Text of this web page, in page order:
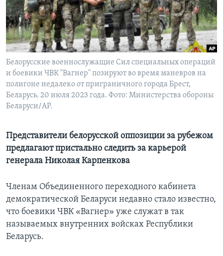
Learning English
СОЦИАЛЬНЫЕ СЕТИ
Языки
Белорусские военнослужащие Сил специальных операций
и боевики ЧВК "Вагнер" позируют во время маневров на
полигоне недалеко от приграничного города Брест,
Беларусь. 20 июля 2023 года. Фото: Министерства обороны
Беларуси/AP.
Представители белорусской оппозиции за рубежом
предлагают пристально следить за карьерой
генерала Николая Карпенкова
Членам Объединенного переходного кабинета
демократической Беларуси недавно стало известно,
что боевики ЧВК «Вагнер» уже служат в так
называемых внутренних войсках Республики
Беларусь.